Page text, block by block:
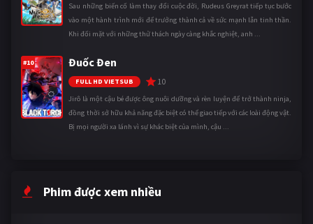
Sau những biến cố làm thay đổi cuộc đời, Rudeus Greyrat tiếp tục bước
vào một hành trình mới để trưởng thành cả về sức mạnh lẫn tinh thần.
Khi đối mặt với những thử thách ngày càng khắc nghiệt, anh ...
#10 Đuốc Đen
FULL HD VIETSUB 10
Jirô là một cậu bé được ông nuôi dưỡng và rèn luyện để trở thành ninja,
đồng thời sở hữu khả năng đặc biệt có thể giao tiếp với các loài động vật.
Bị mọi người xa lánh vì sự khác biệt của mình, cậu ...
Phim được xem nhiều